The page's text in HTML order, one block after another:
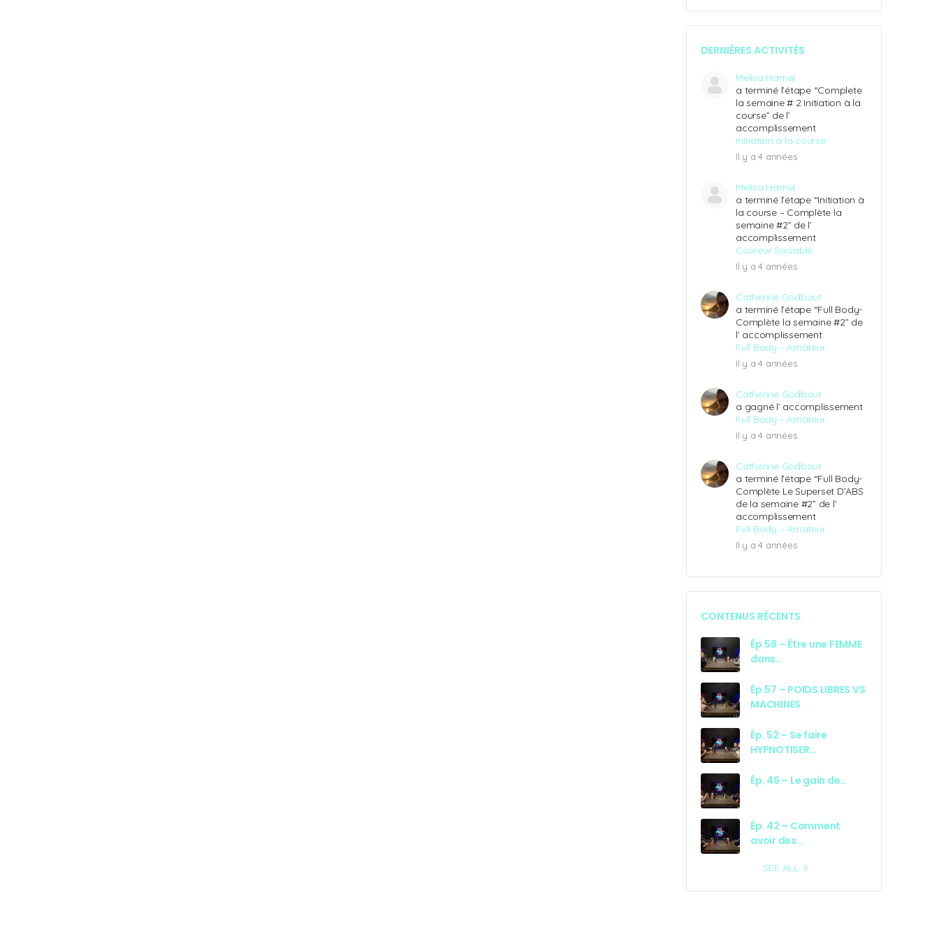
DERNIÈRES ACTIVITÉS
Melisa Hamel
a terminé l’étape “Complete
la semaine # 2 Initiation à la
course” de l’
accomplissement
Initiation à la course
Il y a 4 années
Melisa Hamel
a terminé l’étape “Initiation à
la course – Complète la
semaine #2” de l’
accomplissement
Coureur Sociable
Il y a 4 années
Catherine Godbout
a terminé l’étape “Full Body-
Complète la semaine #2” de
l’ accomplissement
Full Body – Amateur
Il y a 4 années
Catherine Godbout
a gagné l’ accomplissement
Full Body – Amateur
Il y a 4 années
Catherine Godbout
a terminé l’étape “Full Body-
Complète Le Superset D’ABS
de la semaine #2” de l’
accomplissement
Full Body – Amateur
Il y a 4 années
CONTENUS RÉCENTS
Ép.58 – Être une FEMME
dans…
Ép.57 – POIDS LIBRES VS
MACHINES
Ép. 52 – Se faire
HYPNOTISER…
Ép. 46 – Le gain de…
Ép. 42 – Comment
avoir des…
SEE ALL